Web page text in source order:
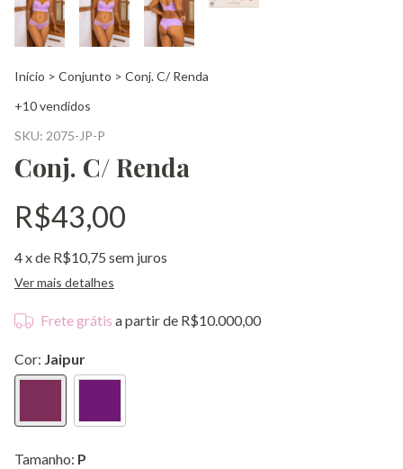
Início > Conjunto > Conj. C/ Renda
+10 vendidos
SKU: 2075-JP-P
Conj. C/ Renda
R$43,00
4x de R$10,75 sem juros
Ver mais detalhes
Frete grátis a partir de R$10.000,00
Cor: Jaipur
Tamanho: P